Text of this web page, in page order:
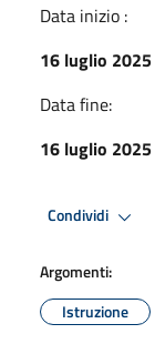
Data inizio :
16 luglio 2025
Data fine:
16 luglio 2025
Condividi
Argomenti:
Istruzione